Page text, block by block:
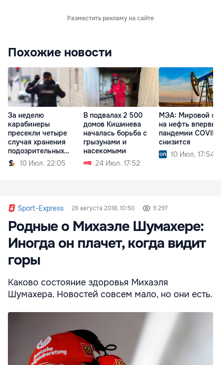
Разместить рекламу на сайте
Похожие новости
За неделю
карабинеры
пресекли четыре
случая хранения
подозрительных
веществ
10 Июл. 22:05
В подвалах 2 500
домов Кишинева
началась борьба с
грызунами и
насекомыми
24 Июл. 17:52
МЭА: Мировой
на нефть
пандемии COVID-
снизится
10 Июл. 17:54
Sport-Express 26 августа 2018, 10:50 9 297
Родные о Михаэле Шумахере:
Иногда он плачет, когда видит
горы
Каково состояние здоровья Михаэля
Шумахера. Новостей совсем мало, но они есть.